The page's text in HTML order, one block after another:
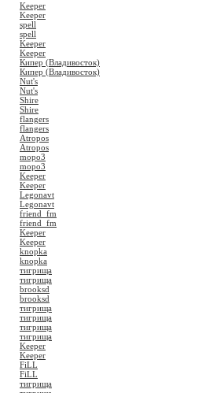
Keeper
Keeper
spell
spell
Keeper
Keeper
Кипер (Владивосток)
Кипер (Владивосток)
Nut's
Nut's
Shire
Shire
flangers
flangers
Atropos
Atropos
mopo3
mopo3
Keeper
Keeper
Legonavt
Legonavt
friend_fm
friend_fm
Keeper
Keeper
knopka
knopka
тигрища
тигрища
brooksd
brooksd
тигрища
тигрища
тигрища
тигрища
Keeper
Keeper
FiLL
FiLL
тигрища